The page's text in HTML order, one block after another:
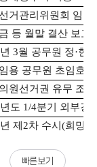
빠른보기